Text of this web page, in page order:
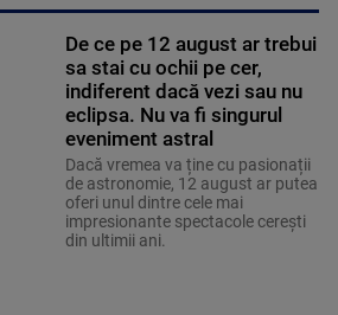
De ce pe 12 august ar trebui
sa stai cu ochii pe cer,
indiferent dacă vezi sau nu
eclipsa. Nu va fi singurul
eveniment astral
Dacă vremea va ține cu pasionații
de astronomie, 12 august ar putea
oferi unul dintre cele mai
impresionante spectacole cerești
din ultimii ani.